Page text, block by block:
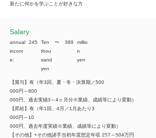
新たに何かを学ぶことが好きな方
​Salary
annual
incom
e:
245
Ten
thou
sand
yen
​〜 389
millio
n
yen
【賞与】有（年3回、夏・冬・決算期／500
000円～800
000円、過去実績3～4ヶ月分※業績、成績等により変動）
【昇給】有（年1回、4月／1月あたり3
000円～10
000円、過去年度実績※業績、成績等により変動）
【その他】+その他諸手当初年度想定年収 257～504万円